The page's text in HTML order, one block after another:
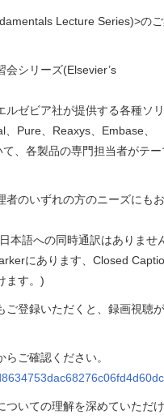
Lecture Series)>の
会シリーズ(Elsevier’s
ルゼビア社が提供する各種ソ
Pure、Reaxys、Embase、
、各製品の専門担当者がテー
者のいずれの方のニーズにも
本語への同時通訳はありませ
にあります、Closed
ます。)
ご登録いただくと、録画視聴
ご確認ください。
ついての理解を深めていただ